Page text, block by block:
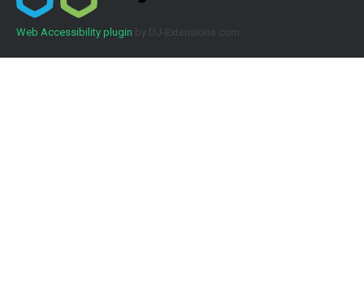
Web Accessibility plugin by DJ-Extensions.com